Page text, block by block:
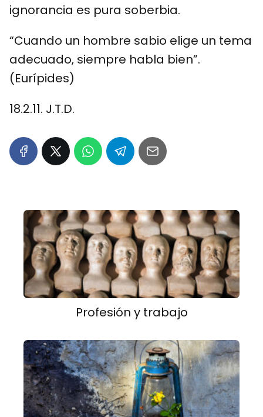
ignorancia es pura soberbia.
“Cuando un hombre sabio elige un tema
adecuado, siempre habla bien”.
(Eurípides)
18.2.11. J.T.D.
Profesión y trabajo